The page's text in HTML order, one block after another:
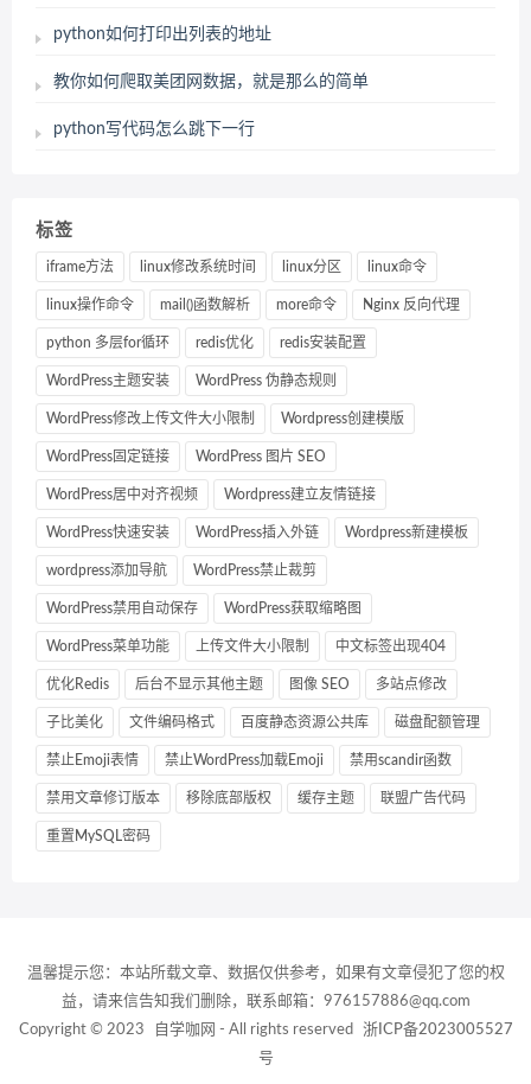
python如何打印出列表的地址
教你如何爬取美团网数据，就是那么的简单
python写代码怎么跳下一行
标签
iframe方法 linux修改系统时间 linux分区 linux命令
linux操作命令 mail()函数解析 more命令 Nginx 反向代理
python 多层for循环 redis优化 redis安装配置
WordPress主题安装 WordPress 伪静态规则
WordPress修改上传文件大小限制 Wordpress创建模版
WordPress固定链接 WordPress 图片 SEO
WordPress居中对齐视频 Wordpress建立友情链接
WordPress快速安装 WordPress插入外链 Wordpress新建模板
wordpress添加导航 WordPress禁止裁剪
WordPress禁用自动保存 WordPress获取缩略图
WordPress菜单功能 上传文件大小限制 中文标签出现404
优化Redis 后台不显示其他主题 图像 SEO 多站点修改
子比美化 文件编码格式 百度静态资源公共库 磁盘配额管理
禁止Emoji表情 禁止WordPress加载Emoji 禁用scandir函数
禁用文章修订版本 移除底部版权 缓存主题 联盟广告代码
重置MySQL密码
温馨提示您：本站所载文章、数据仅供参考，如果有文章侵犯了您的权
益，请来信告知我们删除，联系邮箱：976157886@qq.com
Copyright © 2023
自学咖网 - All rights reserved
浙ICP备2023005527
号